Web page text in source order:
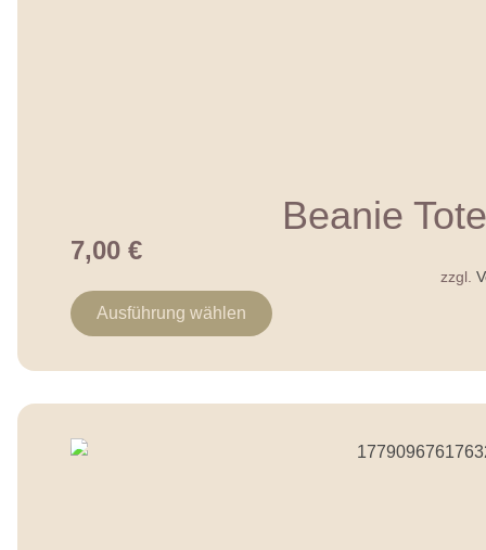
Beanie
7,00 €
zzgl.
Ausführung wählen